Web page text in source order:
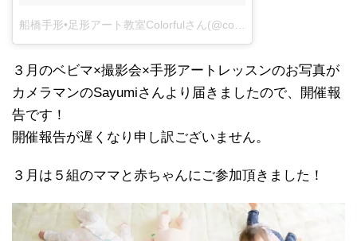
３月のベビマ×撮影会×手形アートレッスンのお写真が
カメラマンのSayumiさんより届きましたので、開催報
告です！
開催報告が遅くなり申し訳ございません。
３月は５組のママと赤ちゃんにご参加頂きました！